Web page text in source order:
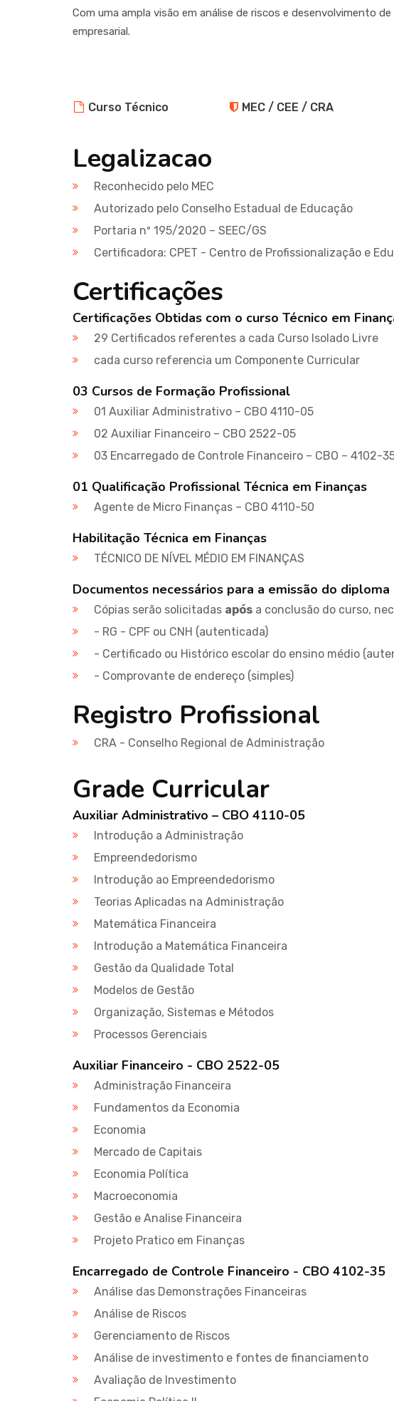
Com uma ampla visão em análise de riscos e desenvolvimento
empresarial.
Curso Técnico MEC / CEE / CRA
Legalizacao
Reconhecido pelo MEC
Autorizado pelo Conselho Estadual de Educação
Portaria nº 195/2020 – SEEC/GS
Certificadora: CPET - Centro de Profissionalização e
Certificações
Certificações Obtidas com o curso Técnico em
29 Certificados referentes a cada Curso Isolado Livre
cada curso referencia um Componente Curricular
03 Cursos de Formação Profissional
01 Auxiliar Administrativo – CBO 4110-05
02 Auxiliar Financeiro – CBO 2522-05
03 Encarregado de Controle Financeiro – CBO – 4102-
01 Qualificação Profissional Técnica em Finanças
Agente de Micro Finanças – CBO 4110-50
Habilitação Técnica em Finanças
TÉCNICO DE NÍVEL MÉDIO EM FINANÇAS
Documentos necessários para a emissão do diploma
Cópias serão solicitadas após a conclusão do curso,
- RG - CPF ou CNH (autenticada)
- Certificado ou Histórico escolar do ensino médio
- Comprovante de endereço (simples)
Registro Profissional
CRA - Conselho Regional de Administração
Grade Curricular
Auxiliar Administrativo – CBO 4110-05
Introdução a Administração
Empreendedorismo
Introdução ao Empreendedorismo
Teorias Aplicadas na Administração
Matemática Financeira
Introdução a Matemática Financeira
Gestão da Qualidade Total
Modelos de Gestão
Organização, Sistemas e Métodos
Processos Gerenciais
Auxiliar Financeiro - CBO 2522-05
Administração Financeira
Fundamentos da Economia
Economia
Mercado de Capitais
Economia Política
Macroeconomia
Gestão e Analise Financeira
Projeto Pratico em Finanças
Encarregado de Controle Financeiro - CBO 4102-35
Análise das Demonstrações Financeiras
Análise de Riscos
Gerenciamento de Riscos
Análise de investimento e fontes de financiamento
Avaliação de Investimento